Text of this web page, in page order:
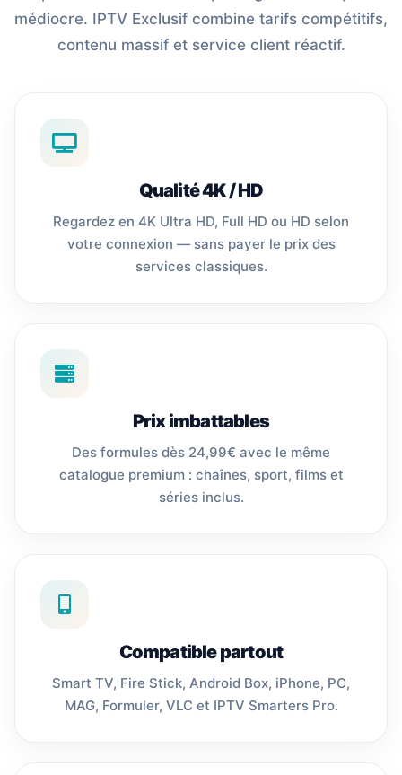
médiocre. IPTV Exclusif combine tarifs compétitifs,
contenu massif et service client réactif.
Qualité 4K / HD
Regardez en 4K Ultra HD, Full HD ou HD selon
votre connexion — sans payer le prix des
services classiques.
Prix imbattables
Des formules dès 24,99€ avec le même
catalogue premium : chaînes, sport, films et
séries inclus.
Compatible partout
Smart TV, Fire Stick, Android Box, iPhone, PC,
MAG, Formuler, VLC et IPTV Smarters Pro.